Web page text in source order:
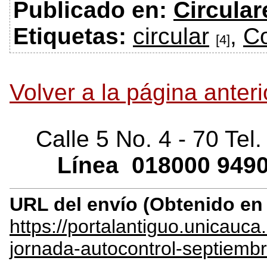
Publicado en:
Etiquetas: circular [4],
Volver a la página
Calle 5 No. 4 - 70
Línea 018000
URL del envío (Obtenido
https://
jornada-autocontrol-